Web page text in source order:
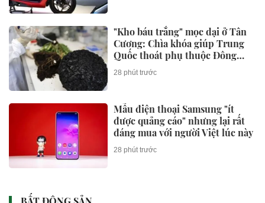
"Kho báu trắng" mọc dại ở Tân
Cương: Chìa khóa giúp Trung
Quốc thoát phụ thuộc Đông
Nam Á
28 phút trước
Mẫu điện thoại Samsung "ít
được quảng cáo" nhưng lại rất
đáng mua với người Việt lúc này
28 phút trước